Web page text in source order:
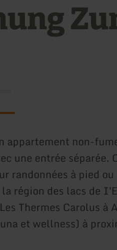
appartement non-
une entrée séparée.
randonnées à pied
région des lacs de
Thermes Carolus à
et wellness) à